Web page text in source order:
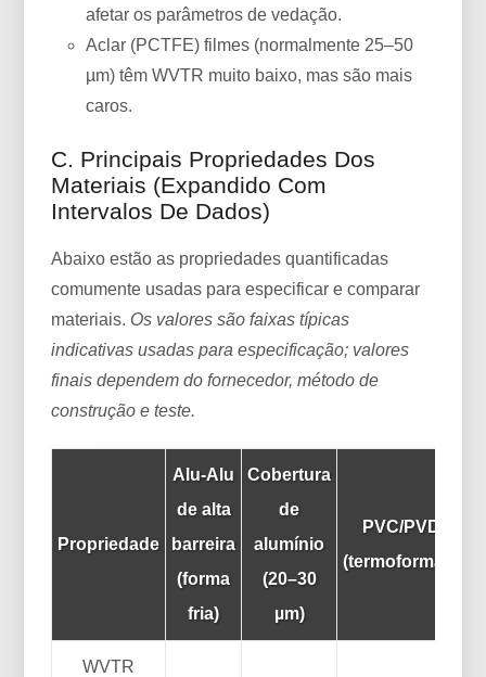
afetar os parâmetros de vedação.
Aclar (PCTFE) filmes (normalmente 25–50
µm) têm WVTR muito baixo, mas são mais
caros.
C. Principais Propriedades Dos
Materiais (expandido Com
Intervalos De Dados)
Abaixo estão as propriedades quantificadas
comumente usadas para especificar e comparar
materiais. Os valores são faixas típicas
indicativas usadas para especificação; valores
finais dependem do fornecedor, método de
construção e teste.
Propriedade
Alu-Alu
de alta
barreira
(forma
fria)
Cobertura
de
alumínio
(20–30
µm)
PVC/PVDC
(termoformável)
WVTR